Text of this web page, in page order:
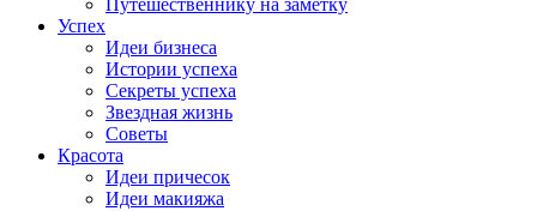
Путешественнику на заметку
Успех
Идеи бизнеса
Истории успеха
Секреты успеха
Звездная жизнь
Советы
Красота
Идеи причесок
Идеи макияжа